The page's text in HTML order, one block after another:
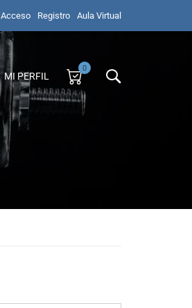
Acceso Registro Aula Virtual
MI PERFIL
0